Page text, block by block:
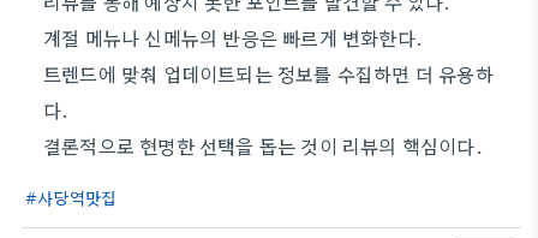
계절 메뉴나 신메뉴의 반응은 빠르게 변화한다.
트렌드에 맞춰 업데이트되는 정보를 수집하면 더 유용하
다.
결론적으로 현명한 선택을 돕는 것이 리뷰의 핵심이다.
사당역맛집